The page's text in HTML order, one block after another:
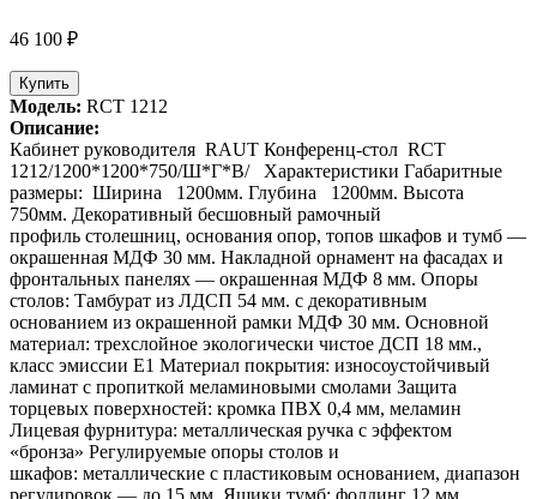
46 100 ₽
Купить
Модель: RCT 1212
Описание:
Кабинет руководителя RAUT Конференц-стол RCT
1212/1200*1200*750/Ш*Г*В/ Характеристики Габаритные
размеры: Ширина 1200мм. Глубина 1200мм. Высота
750мм. Декоративный бесшовный рамочный
профиль столешниц, основания опор, топов шкафов и тумб —
окрашенная МДФ 30 мм. Накладной орнамент на фасадах и
фронтальных панелях — окрашенная МДФ 8 мм. Опоры
столов: Тамбурат из ЛДСП 54 мм. с декоративным
основанием из окрашенной рамки МДФ 30 мм. Основной
материал: трехслойное экологически чистое ДСП 18 мм.,
класс эмиссии Е1 Материал покрытия: износоустойчивый
ламинат с пропиткой меламиновыми смолами Защита
торцевых поверхностей: кромка ПВХ 0,4 мм, меламин
Лицевая фурнитура: металлическая ручка с эффектом
«бронза» Регулируемые опоры столов и
шкафов: металлические с пластиковым основанием, диапазон
регулировок — до 15 мм. Ящики тумб: фолдинг 12 мм.